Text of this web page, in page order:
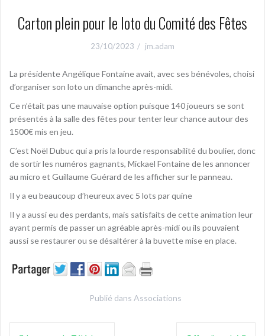
Carton plein pour le loto du Comité des Fêtes
23/10/2023 jm.adam
La présidente Angélique Fontaine avait, avec ses bénévoles, choisi
d’organiser son loto un dimanche après-midi.
Ce n’était pas une mauvaise option puisque 140 joueurs se sont
présentés à la salle des fêtes pour tenter leur chance autour des
1500€ mis en jeu.
C’est Noël Dubuc qui a pris la lourde responsabilité du boulier, donc
de sortir les numéros gagnants, Mickael Fontaine de les annoncer
au micro et Guillaume Guérard de les afficher sur le panneau.
Il y a eu beaucoup d’heureux avec 5 lots par quine
Il y a aussi eu des perdants, mais satisfaits de cette animation leur
ayant permis de passer un agréable après-midi ou ils pouvaient
aussi se restaurer ou se désaltérer à la buvette mise en place.
Publié dans Associations